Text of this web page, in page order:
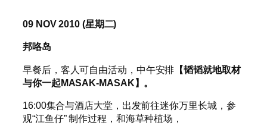
09 NOV 2010 (星期二)
邦咯岛
早餐后，客人可自由活动，中午安排 【韬韬就地取材
与你一起MASAK-MASAK】。
16:00集合与酒店大堂，出发前往迷你万里长城，参
观“江鱼仔” 制作过程，和海草种植场，